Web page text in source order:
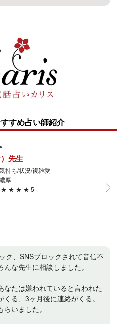
すめ占い師紹介
先生
持ち/状況/複雑愛
厚
★ ★ ★ ★ ★ 5
ク、SNSブロックされて音信不
な先生に相談しました。
なたは嫌われていると言われた
くる、3ヶ月後に連絡がくる。
いました。